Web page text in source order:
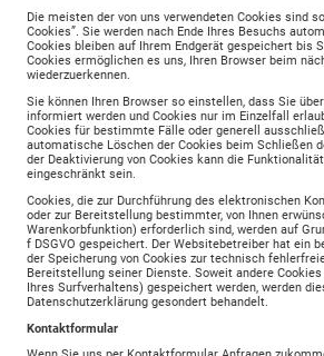
Die meisten der von uns verwendeten Cookies sind
Cookies”. Sie werden nach Ende Ihres Besuchs
Cookies bleiben auf Ihrem Endgerät gespeichert bis
Cookies ermöglichen es uns, Ihren Browser beim
wiederzuerkennen.
Sie können Ihren Browser so einstellen, dass Sie
informiert werden und Cookies nur im Einzelfall
Cookies für bestimmte Fälle oder generell
automatische Löschen der Cookies beim Schließen
der Deaktivierung von Cookies kann die
eingeschränkt sein.
Cookies, die zur Durchführung des elektronischen
oder zur Bereitstellung bestimmter, von Ihnen
Warenkorbfunktion) erforderlich sind, werden auf
f DSGVO gespeichert. Der Websitebetreiber hat ein
der Speicherung von Cookies zur technisch
Bereitstellung seiner Dienste. Soweit andere
Ihres Surfverhaltens) gespeichert werden, werden
Datenschutzerklärung gesondert behandelt.
Kontaktformular